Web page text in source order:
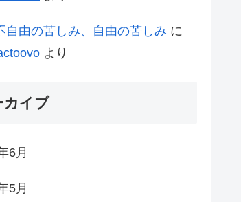
自由の苦しみ、自由の苦しみ に
より
カイブ
6月
5月